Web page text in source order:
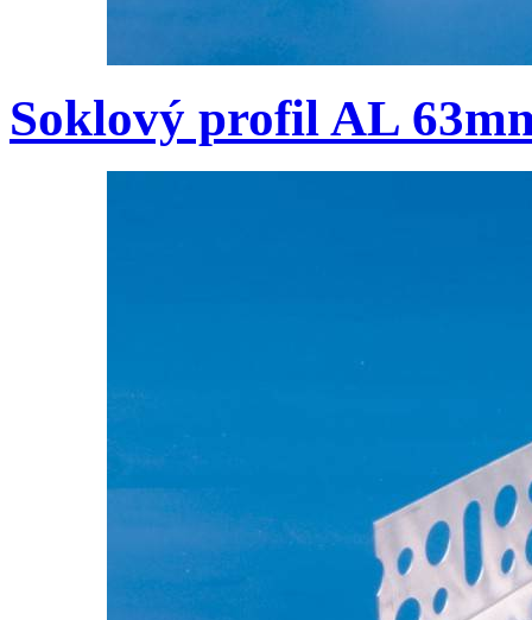
Soklový profil AL